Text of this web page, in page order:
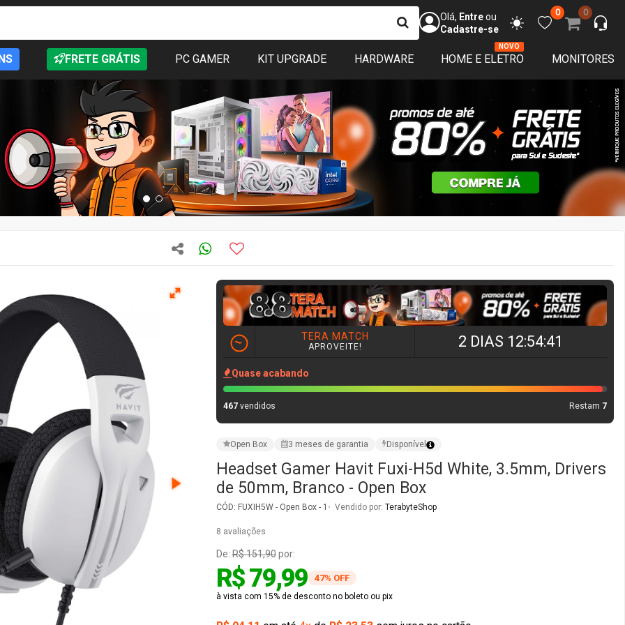
Olá, Entreou
Cadastre-se
0 0
FRETE GRÁTIS PC GAMER KIT UPGRADE HARDWARE HOME E ELETRO
NOVO
MONITORES
TERA MATCH
APROVEITE! 2 DIAS 12:54:40
Quase acabando
467vendidos Restam 7
Open Box 3 meses de garantia Disponível
Headset Gamer Havit Fuxi-H5d White, 3.5mm, Drivers
de 50mm, Branco - Open Box
CÓD: FUXIH5W - Open Box - 1 Vendido por: TerabyteShop
8 avaliações
De:R$ 151,90por:
R$ 79,99 47% OFF
à vista com 15% de desconto no boleto ou pix